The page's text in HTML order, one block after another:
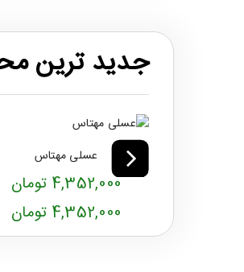
جدید ترین
عسلی مهتاس
4,352,000 تومان
4,352,000 تومان